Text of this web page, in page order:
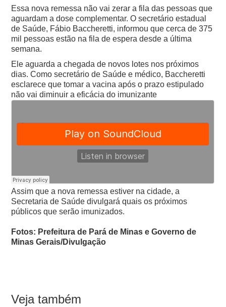
Essa nova remessa não vai zerar a fila das pessoas que
aguardam a dose complementar. O secretário estadual
de Saúde, Fábio Baccheretti, informou que cerca de 375
mil pessoas estão na fila de espera desde a última
semana.
Ele aguarda a chegada de novos lotes nos próximos
dias. Como secretário de Saúde e médico, Baccheretti
esclarece que tomar a vacina após o prazo estipulado
não vai diminuir a eficácia do imunizante
Assim que a nova remessa estiver na cidade, a
Secretaria de Saúde divulgará quais os próximos
públicos que serão imunizados.
Fotos: Prefeitura de Pará de Minas e Governo de
Minas Gerais/Divulgação
Veja também